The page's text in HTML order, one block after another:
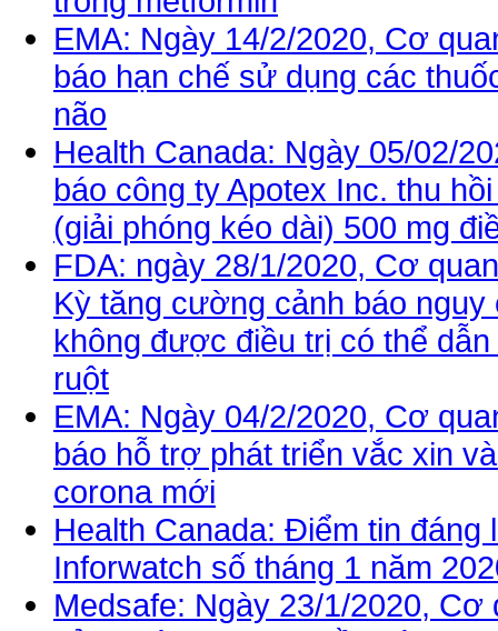
EMA: Ngày 14/2/2020, Cơ
báo hạn chế sử dụng các
não
Health Canada: Ngày 05/02/
báo công ty Apotex Inc. thu
(giải phóng kéo dài) 500 mg
FDA: ngày 28/1/2020, Cơ
Kỳ tăng cường cảnh báo
không được điều trị có thể
ruột
EMA: Ngày 04/2/2020, Cơ
báo hỗ trợ phát triển vắc xin
corona mới
Health Canada: Điểm tin
Inforwatch số tháng 1 năm
Medsafe: Ngày 23/1/2020,